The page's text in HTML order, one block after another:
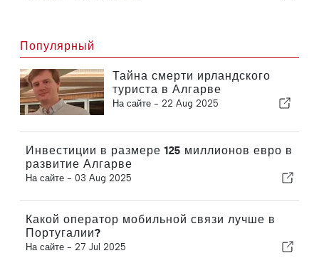
Популярный
Тайна смерти ирландского
туриста в Алгарве
На сайте - 22 Aug 2025
Инвестиции в размере 125 миллионов евро в
развитие Алгарве
На сайте - 03 Aug 2025
Какой оператор мобильной связи лучше в
Португалии?
На сайте - 27 Jul 2025